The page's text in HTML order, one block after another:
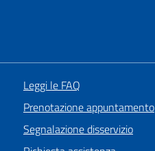
Leggi le FAQ
Prenotazione appuntamento
Segnalazione disservizio